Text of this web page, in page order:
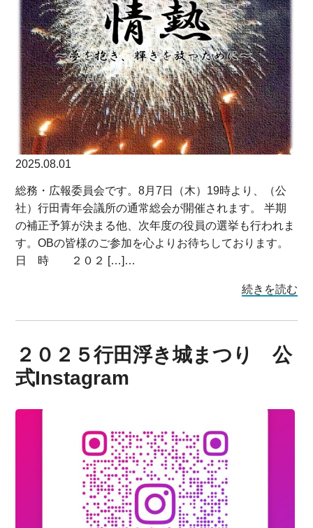
2025.08.01
総務・広報委員会です。8月7日（木）19時より、（公
社）行田青年会議所の通常総会が開催されます。 半期
の補正予算が決まる他、次年度の役員の選挙も行われま
す。OBの皆様のご参加を心よりお待ちしております。
日 時 ２０２ […]…
続きを読む
２０２５行田浮き城まつり 公
式Instagram